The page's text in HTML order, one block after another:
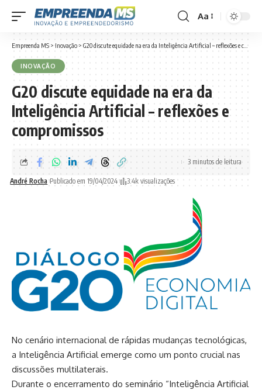
Font
Resizer
Aa
Empreenda MS>Inovação> G20 discute equidade na era da Inteligência Artificial – reflexões e compromissos
INOVAÇÃO
G20 discute equidade na era da
Inteligência Artificial – reflexões e
compromissos
André Rocha Publicado em 19/04/2024 3.4k visualizações
3 minutos de leitura
No cenário internacional de rápidas mudanças tecnológicas,
a Inteligência Artificialemerge como um ponto crucial nas
discussões multilaterais.
Durante o encerramento do seminário “Inteligência Artificial